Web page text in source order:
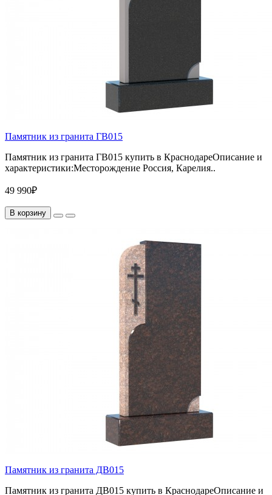
Памятник из гранита ГВ015
Памятник из гранита ГВ015 купить в КраснодареОписание и
характеристики:Месторождение Россия, Карелия..
49 990₽
В корзину
Памятник из гранита ДВ015
Памятник из гранита ДВ015 купить в КраснодареОписание и